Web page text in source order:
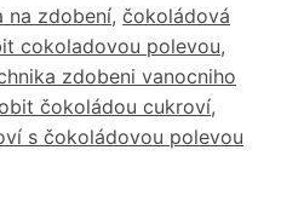
na zdobení, čokoládová
cokoladovou polevou,
zdobeni vanocniho
čokoládou cukroví,
s čokoládovou polevou